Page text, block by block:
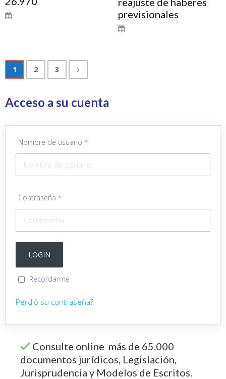
previsionales
1 2 3
Acceso a su cuenta
Nombre de usuario *
Contraseña *
Recordarme
Perdió su contraseña?
Consulte online más de 65.000
documentos jurídicos, Legislación,
Jurisprudencia y Modelos de Escritos.